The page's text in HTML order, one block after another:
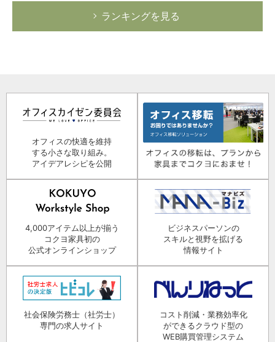
ランキングを見る
オフィスの快適を維持
する小さな取り組み。
アイデアレシピを公開
4,000アイテム以上が揃う
コクヨ家具初の
公式オンラインショップ
ビジネスパーソンの
スキルと視野を拡げる
情報サイト
社会保険労務士（社労士）
専門の求人サイト
コスト削減・業務効率化
ができるクラウド型の
WEB購買管理システム